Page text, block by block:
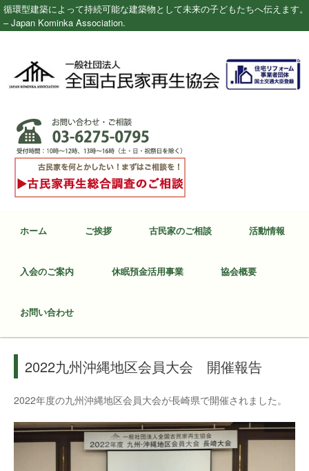
循環型建築によって持続可能な建築物として未来の子どもたちへ伝えます。
– Japan Kominka Association.
ホーム ご挨拶 古民家のご相談 活動情報
入会のご案内 休眠預金活用事業 協会概要
お問い合わせ
2022九州沖縄地区会員大会 開催報告
2022年度の九州沖縄地区会員大会が長崎県で開催されました。